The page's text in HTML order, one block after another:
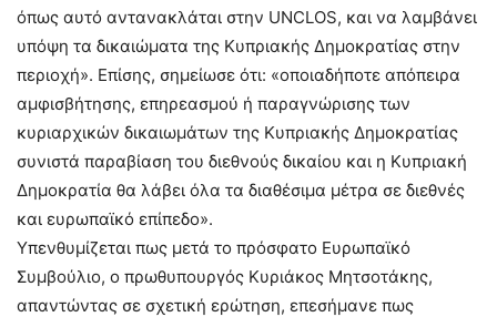
όπως αυτό αντανακλάται στην UNCLOS, και να λαμβάνει
υπόψη τα δικαιώματα της Κυπριακής Δημοκρατίας στην
περιοχή». Επίσης, σημείωσε ότι: «οποιαδήποτε απόπειρα
αμφισβήτησης, επηρεασμού ή παραγνώρισης των
κυριαρχικών δικαιωμάτων της Κυπριακής Δημοκρατίας
συνιστά παραβίαση του διεθνούς δικαίου και η Κυπριακή
Δημοκρατία θα λάβει όλα τα διαθέσιμα μέτρα σε διεθνές
και ευρωπαϊκό επίπεδο».
Υπενθυμίζεται πως μετά το πρόσφατο Ευρωπαϊκό
Συμβούλιο, ο πρωθυπουργός Κυριάκος Μητσοτάκης,
απαντώντας σε σχετική ερώτηση, επεσήμανε πως